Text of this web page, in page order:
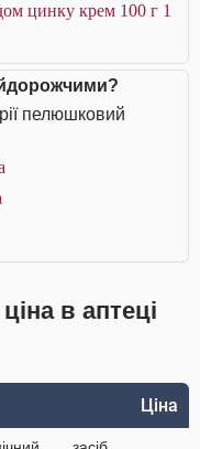
цинку крем 100 г 1
пелюшковий
в аптеці
Ціна